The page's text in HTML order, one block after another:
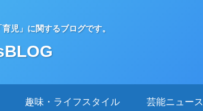
児」に関するブログです。
趣味・ライフスタイル 芸能ニュース